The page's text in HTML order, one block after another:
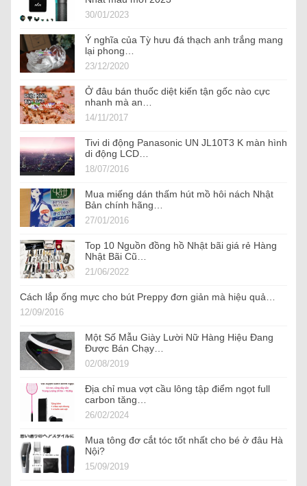
30/01/2023
Ý nghĩa của Tỳ hưu đá thạch anh trắng mang
lại phong…
23/12/2020
Ở đâu bán thuốc diệt kiến tận gốc nào cực
nhanh mà an…
14/11/2017
Tivi di động Panasonic UN JL10T3 K màn hình
di động LCD…
18/07/2016
Mua miếng dán thấm hút mồ hôi nách Nhật
Bản chính hãng…
27/01/2016
Top 10 Nguồn đồng hồ Nhật bãi giá rẻ Hàng
Nhật Bãi Cũ…
21/06/2022
Cách lắp ống mực cho bút Preppy đơn giản mà hiệu quả…
12/09/2016
Một Số Mẫu Giày Lười Nữ Hàng Hiệu Đang
Được Bán Chạy…
02/08/2019
Địa chỉ mua vợt cầu lông tập điểm ngọt full
carbon tăng…
26/02/2024
Mua tông đơ cắt tóc tốt nhất cho bé ở đâu Hà
Nội?
15/09/2019